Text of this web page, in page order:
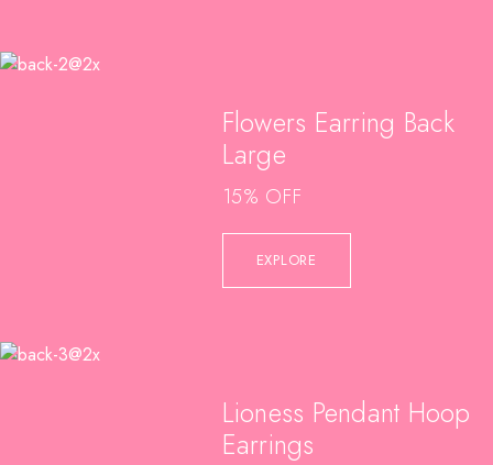
Flowers Earring Back
Large
15% OFF
EXPLORE
Lioness Pendant Hoop
Earrings